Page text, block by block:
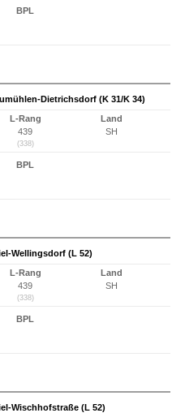
BPL
Dietrichsdorf (K 31/K 34)
L-Rang
439
(338)
Land
SH
BPL
Wellingsdorf (L 52)
L-Rang
439
(338)
Land
SH
BPL
Wischhofstraße (L 52)